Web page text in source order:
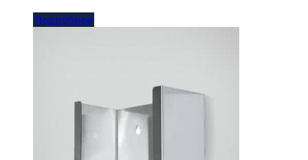
Подробнее